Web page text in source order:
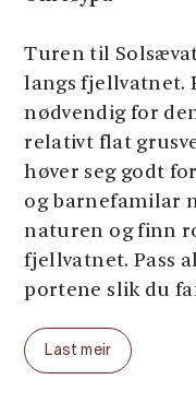
Turen til
langs fjellvatnet.
nødvendig for
relativt flat
høver seg godt
og barnefamilar
naturen og finn
fjellvatnet. Pass
portene slik du
Parkering:Ved
Parkeringsavgift:
Last meir